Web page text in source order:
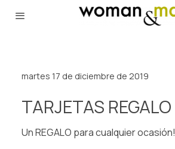
martes 17 de diciembre de 2019
TARJETAS REGALO
Un REGALO para cualquier ocasión!